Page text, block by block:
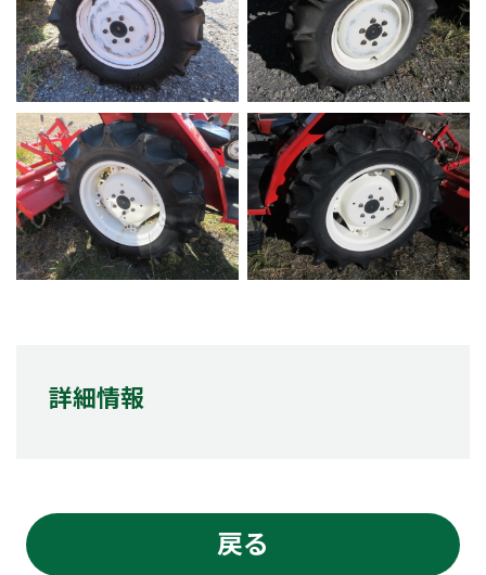
詳細情報
戻る